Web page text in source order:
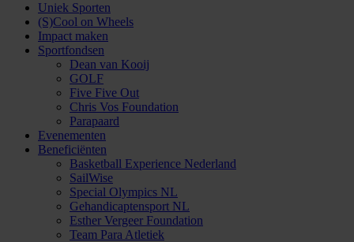
Uniek Sporten
(S)Cool on Wheels
Impact maken
Sportfondsen
Dean van Kooij
GOLF
Five Five Out
Chris Vos Foundation
Parapaard
Evenementen
Beneficiënten
Basketball Experience Nederland
SailWise
Special Olympics NL
Gehandicaptensport NL
Esther Vergeer Foundation
Team Para Atletiek